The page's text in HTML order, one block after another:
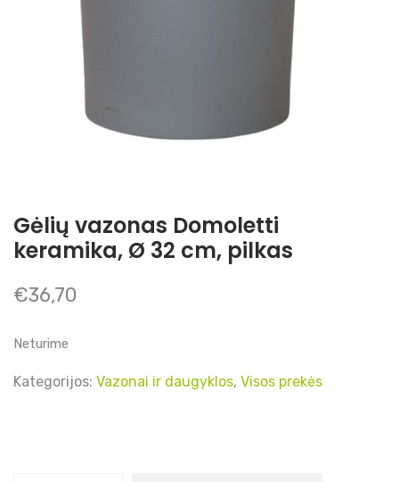
Gėlių vazonas Domoletti
keramika, Ø 32 cm, pilkas
€36,70
Neturime
Kategorijos: Vazonai ir daugyklos, Visos prekės